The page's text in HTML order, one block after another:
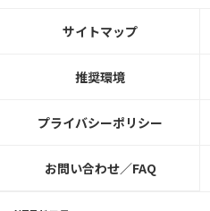
サイトマップ
推奨環境
プライバシーポリシー
お問い合わせ／FAQ